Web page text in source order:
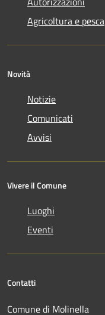
Agricoltura e pesca
Novità
Notizie
Comunicati
Avvisi
Vivere il Comune
Luoghi
Eventi
Contatti
Comune di Molinella